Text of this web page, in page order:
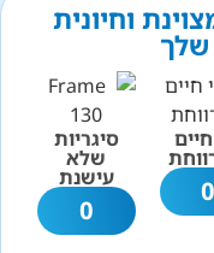
וחיונית
שלך
0
סיגריות
שלא
עישנת
0